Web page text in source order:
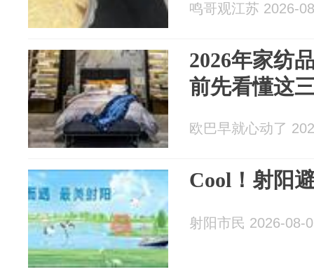
鸣哥观江苏 2026-
2026年家纺
前先看懂这
欧巴早就心动了
Cool！射阳
射阳市民 2026-08-